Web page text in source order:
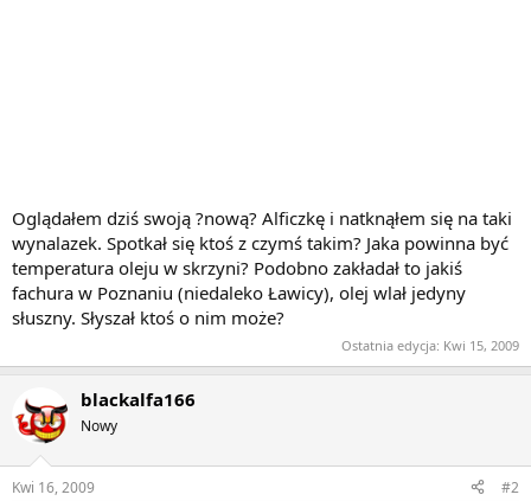
Oglądałem dziś swoją ?nową? Alficzkę i natknąłem się na taki
wynalazek. Spotkał się ktoś z czymś takim? Jaka powinna być
temperatura oleju w skrzyni? Podobno zakładał to jakiś
fachura w Poznaniu (niedaleko Ławicy), olej wlał jedyny
słuszny. Słyszał ktoś o nim może?
Ostatnia edycja: Kwi 15, 2009
blackalfa166
Nowy
Kwi 16, 2009 #2